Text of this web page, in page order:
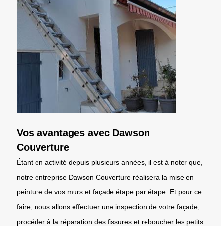
Vos avantages avec Dawson
Couverture
Étant en activité depuis plusieurs années, il est à noter que,
notre entreprise Dawson Couverture réalisera la mise en
peinture de vos murs et façade étape par étape. Et pour ce
faire, nous allons effectuer une inspection de votre façade,
procéder à la réparation des fissures et reboucher les petits